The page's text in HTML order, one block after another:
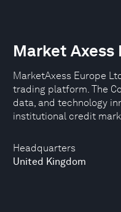
Headquarters
United Kingdom
Market Axess
MarketAxess Europe
trading platform. The
data, and technology
institutional credit